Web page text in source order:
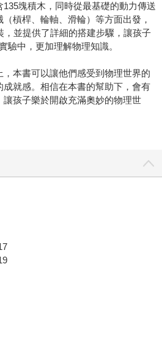
塊積木，同時從最基礎的動力傳送
（槓桿、輪軸、滑輪）等方面出發，
，並提供了詳細的搭建步驟，讓孩子
驗中，更加理解物理知識。
本書可以讓他們感受到物理世界的
就感。相信在本書的幫助下，會有
孩子樂於開啟充滿奧妙的物理世